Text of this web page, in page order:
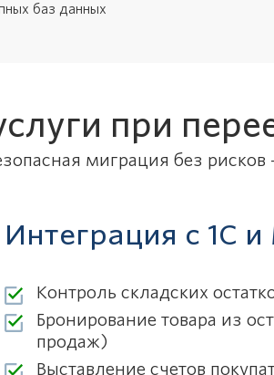
баз данных
при
миграция без
Интеграция с 1С
Контроль складских
Бронирование товара из
продаж)
Выставление счетов